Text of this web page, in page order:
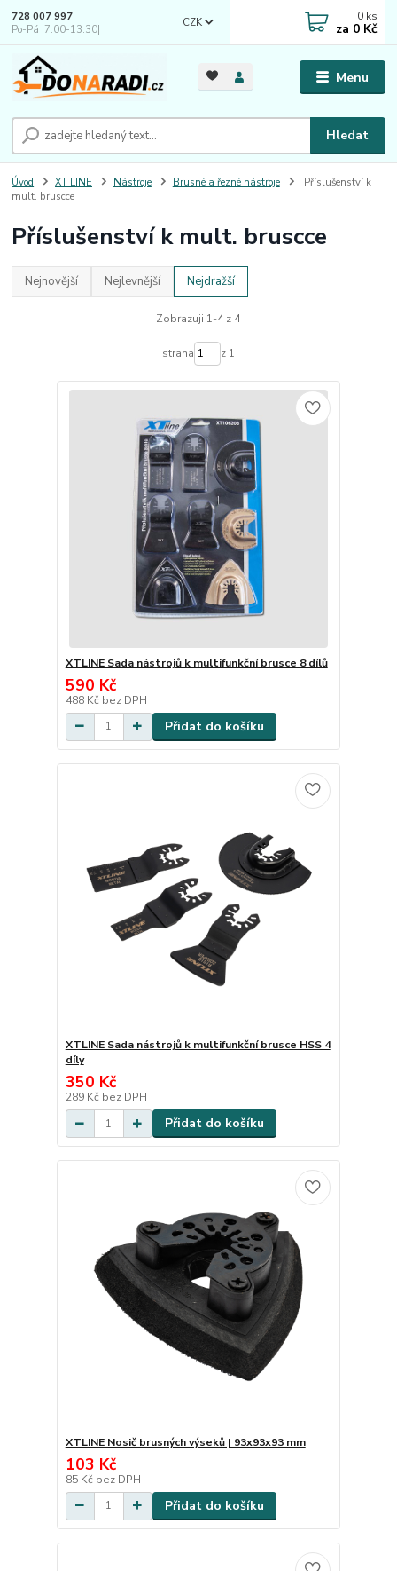
Menu
CZK
Hledat
728 007 997
Po-Pá |7:00-13:30|
0 ks
za 0 Kč
Úvod XT LINE Nástroje Brusné a řezné nástroje
Příslušenství k
mult. bruscce
Příslušenství k mult. bruscce
Nejnovější Nejlevnější Nejdražší
Zobrazuji 1-4 z 4
strana z 1
XTLINE Sada nástrojů k multifunkční brusce 8 dílů
590 Kč
488 Kč bez DPH
Přidat do košíku
XTLINE Sada nástrojů k multifunkční brusce HSS 4
díly
350 Kč
289 Kč bez DPH
Přidat do košíku
XTLINE Nosič brusných výseků | 93x93x93 mm
103 Kč
85 Kč bez DPH
Přidat do košíku